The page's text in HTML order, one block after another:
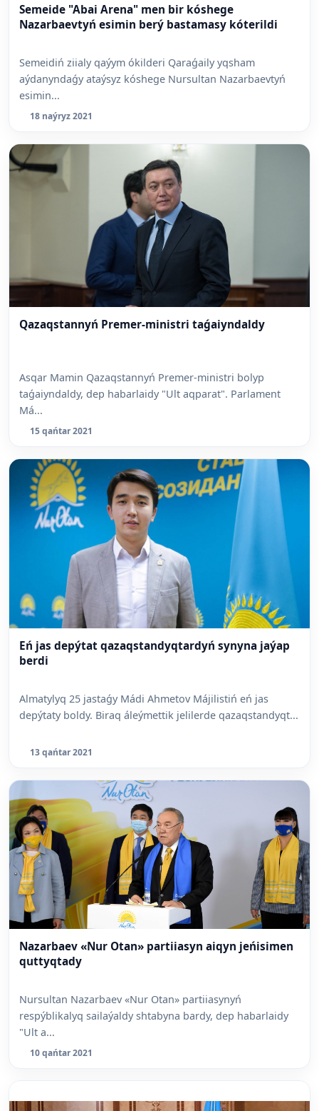
Semeide "Abai Arena" men bir kóshege
Nazarbaevtyń esimin berý bastamasy kóterildi
Semeidiń ziialy qaýym ókilderi Qaraǵaily yqsham
aýdanyndaǵy ataýsyz kóshege Nursultan Nazarbaevtyń
esimin...
18 naýryz 2021
Qazaqstannyń Premer-ministri taǵaiyndaldy
Asqar Mamin Qazaqstannyń Premer-ministri bolyp
taǵaiyndaldy, dep habarlaidy "Ult aqparat". Parlament
Má...
15 qańtar 2021
Eń jas depýtat qazaqstandyqtardyń synyna jaýap
berdi
Almatylyq 25 jastaǵy Mádi Ahmetov Májilistiń eń jas
depýtaty boldy. Biraq áleýmettik jelilerde qazaqstandyqt...
13 qańtar 2021
Nazarbaev «Nur Otan» partiiasyn aiqyn jeńisimen
quttyqtady
Nursultan Nazarbaev «Nur Otan» partiiasynyń
respýblikalyq sailaýaldy shtabyna bardy, dep habarlaidy
"Ult a...
10 qańtar 2021